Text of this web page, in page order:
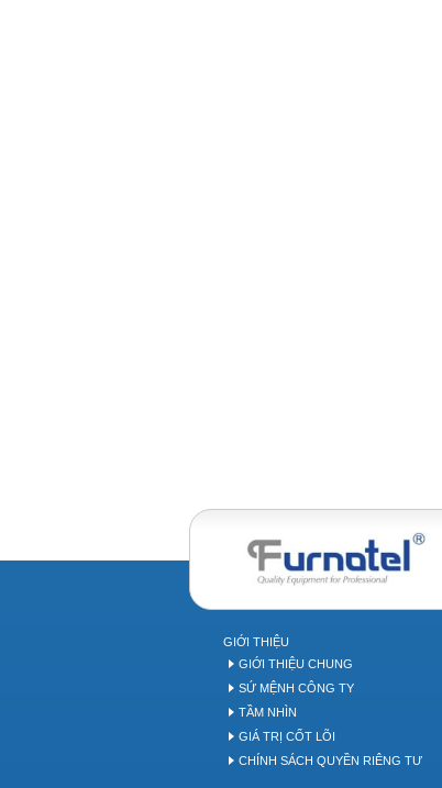
GIỚI THIỆU
GIỚI THIỆU CHUNG
SỨ MỆNH CÔNG TY
TẦM NHÌN
GIÁ TRỊ CỐT LÕI
CHÍNH SÁCH QUYỀN RIÊNG TƯ